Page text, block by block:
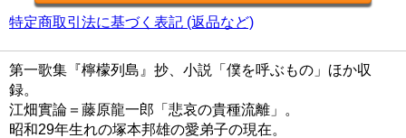
特定商取引法に基づく表記 (返品など)
第一歌集『檸檬列島』抄、小説「僕を呼ぶもの」ほか収
録。
江畑實論＝藤原龍一郎「悲哀の貴種流離」。
昭和29年生れの塚本邦雄の愛弟子の現在。